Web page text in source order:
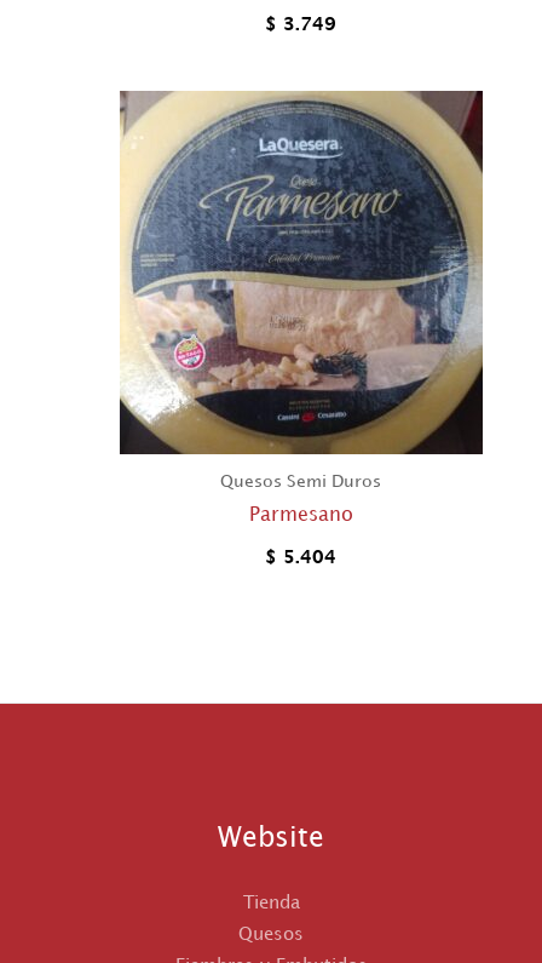
$ 3.749
Quesos Semi Duros
Parmesano
$ 5.404
Website
Tienda
Quesos